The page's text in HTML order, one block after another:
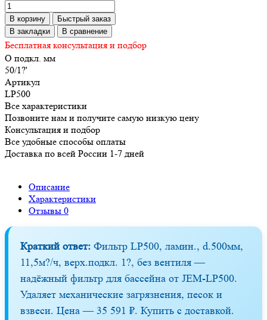
В корзину
Быстрый заказ
В закладки
В сравнение
Бесплатная консультация и подбор
O подкл. мм
50/1?'
Артикул
LP500
Все характеристики
Позвоните нам и получите самую низкую цену
Консультация и подбор
Все удобные способы оплаты
Доставка по всей России 1-7 дней
Описание
Характеристики
Отзывы 0
Краткий ответ: Фильтр LP500, ламин., d.500мм,
11,5м?/ч, верх.подкл. 1?, без вентиля —
надёжный фильтр для бассейна от JEM-LP500.
Удаляет механические загрязнения, песок и
взвеси. Цена — 35 591 ₽. Купить с доставкой.